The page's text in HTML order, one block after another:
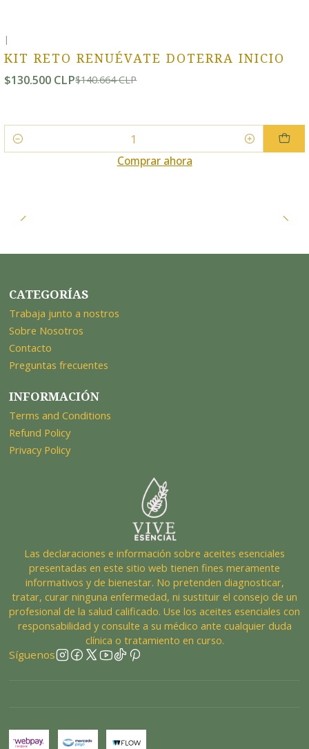
|
KIT RETO RENUÉVATE DOTERRA INICIO
$130.500 CLP$140.664 CLP
Cantidad
Comprar ahora
CATEGORÍAS
Trabaja junto a nostros
Sobre Nosotros
Contacto
Preguntas frecuentes
INFORMACIÓN
Terms and Conditions
Refund Policy
Privacy Policy
Las declaraciones e información sobre aceites esenciales
presentadas en este sitio web tienen fines meramente
informativos y de bienestar. No pretenden diagnosticar,
tratar, curar ninguna enfermedad, ni sustituir el consejo de un
profesional de la salud calificado. Use los aceites esenciales con
responsabilidad y consulte a su médico ante cualquier duda
clínica o tratamiento en curso.
Síguenos